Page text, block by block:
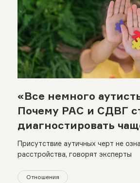
«Все немного
Почему РАС и СДВГ
диагностировать
Присутствие аутичных черт не
расстройства, говорят эксперты
Отношения